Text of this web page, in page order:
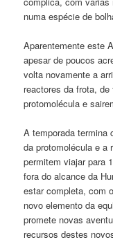
numa espécie de
Aparentemente este
apesar de poucos
volta novamente a
reactores da frota,
protomolécula e
A temporada termina
da protomolécula e a
permitem viajar para
fora do alcance da
estar completa, com
novo elemento da
promete novas
recursos destes